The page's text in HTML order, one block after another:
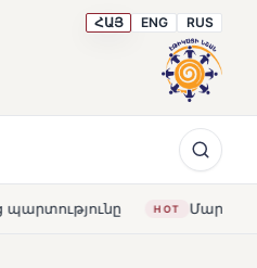
ՀԱՅ ENG RUS
HOT Մարթա Կոս.